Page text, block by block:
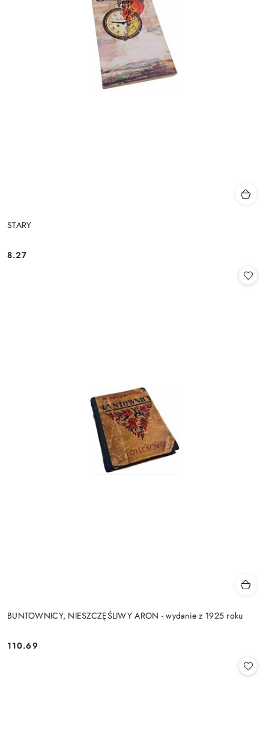
STARY
Cena:
8.27
BUNTOWNICY, NIESZCZĘŚLIWY ARON - wydanie z 1925 roku
Cena:
110.69